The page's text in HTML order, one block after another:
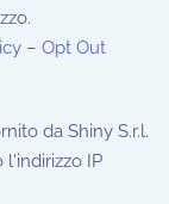
– Opt Out
da Shiny S.r.l.
l'indirizzo IP